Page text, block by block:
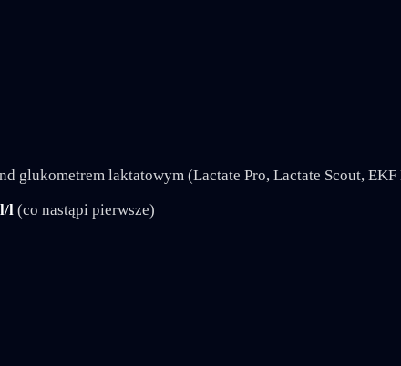
glukometrem laktatowym (Lactate Pro, Lactate Scout, EKF
l (co nastąpi pierwsze)